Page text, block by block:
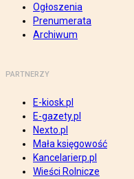
Ogłoszenia
Prenumerata
Archiwum
PARTNERZY
E-kiosk.pl
E-gazety.pl
Nexto.pl
Mała księgowość
Kancelarierp.pl
Wieści Rolnicze